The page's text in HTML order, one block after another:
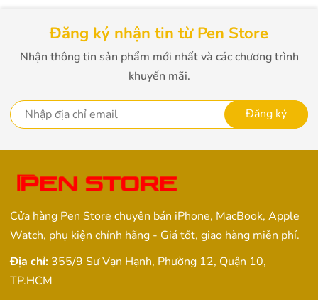
Đăng ký nhận tin từ Pen Store
Nhận thông tin sản phẩm mới nhất và các chương trình
khuyến mãi.
Đăng ký
Cửa hàng Pen Store chuyên bán iPhone, MacBook, Apple
Watch, phụ kiện chính hãng - Giá tốt, giao hàng miễn phí.
Địa chỉ: 355/9 Sư Vạn Hạnh, Phường 12, Quận 10,
TP.HCM